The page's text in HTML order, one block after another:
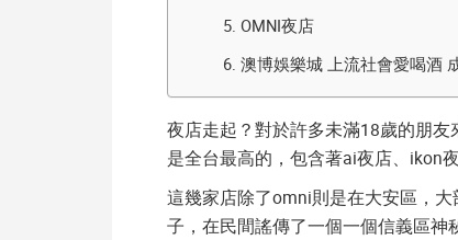
5. OMNI夜店
6. 澳博娛樂城 上流社會愛喝酒
夜店走起？對於許多未滿18歲的朋
是全台最高的，包含著ai夜店、 ikon
這幾家店除了omni則是在大安區，
子，在民間謠傳了一個一個信義區神